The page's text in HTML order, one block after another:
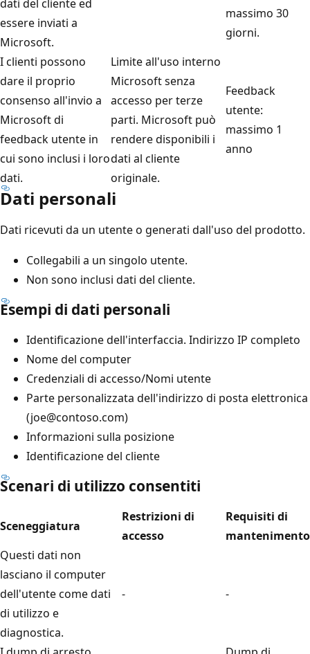
dati del cliente ed
essere inviati a
Microsoft.
massimo 30
giorni.
I clienti possono
dare il proprio
consenso all'invio a
Microsoft di
feedback utente in
cui sono inclusi i loro
dati.
Limite all'uso interno
Microsoft senza
accesso per terze
parti. Microsoft può
rendere disponibili i
dati al cliente
originale.
Feedback
utente:
massimo 1
anno
Dati personali
Dati ricevuti da un utente o generati dall'uso del prodotto.
Collegabili a un singolo utente.
Non sono inclusi dati del cliente.
Esempi di dati personali
Identificazione dell'interfaccia. Indirizzo IP completo
Nome del computer
Credenziali di accesso/Nomi utente
Parte personalizzata dell'indirizzo di posta elettronica
(joe@contoso.com)
Informazioni sulla posizione
Identificazione del cliente
Scenari di utilizzo consentiti
Sceneggiatura
Restrizioni di
accesso
Requisiti di
mantenimento
Questi dati non
lasciano il computer
dell'utente come dati
di utilizzo e
diagnostica.
- -